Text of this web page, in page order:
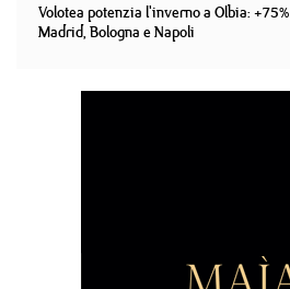
Volotea potenzia l'inverno a Olbia:
Madrid, Bologna e Napoli